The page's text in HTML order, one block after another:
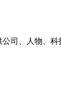
司、人物、科